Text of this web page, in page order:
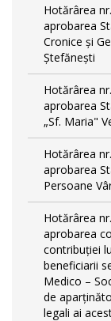
Hotărârea
aprobarea
Cronice și
Ștefănești
Hotărârea
aprobarea
„Sf. Maria"
Hotărârea
aprobarea
Persoane
Hotărârea
aprobarea
contribuției
beneficiarii
Medico –
de
legali ai